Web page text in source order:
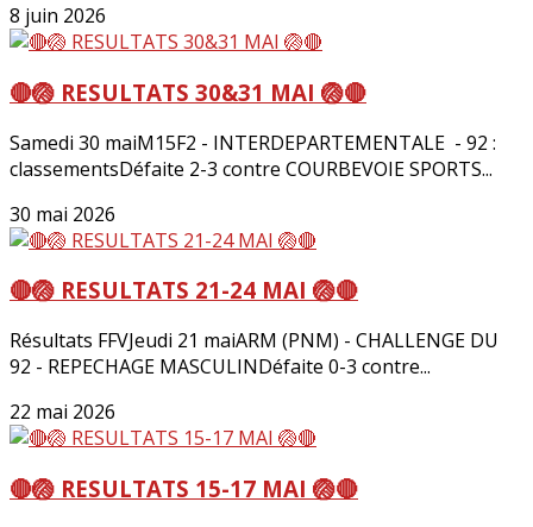
8 juin 2026
🔴🏐 RESULTATS 30&31 MAI 🏐🔴
Samedi 30 maiM15F2 - INTERDEPARTEMENTALE - 92 :
classementsDéfaite 2-3 contre COURBEVOIE SPORTS...
30 mai 2026
🔴🏐 RESULTATS 21-24 MAI 🏐🔴
Résultats FFVJeudi 21 maiARM (PNM) - CHALLENGE DU
92 - REPECHAGE MASCULINDéfaite 0-3 contre...
22 mai 2026
🔴🏐 RESULTATS 15-17 MAI 🏐🔴